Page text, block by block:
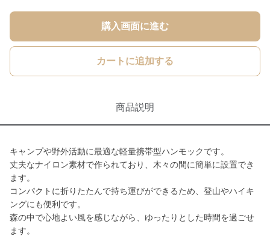
購入画面に進む
カートに追加する
商品説明
キャンプや野外活動に最適な軽量携帯型ハンモックです。
丈夫なナイロン素材で作られており、木々の間に簡単に設置でき
ます。
コンパクトに折りたたんで持ち運びができるため、登山やハイキ
ングにも便利です。
森の中で心地よい風を感じながら、ゆったりとした時間を過ごせ
ます。